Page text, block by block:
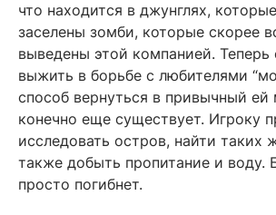
что находится в джунглях,
заселены зомби, которые скорее
выведены этой компанией. Теперь
выжить в борьбе с любителями
способ вернуться в привычный ей
конечно еще существует. Игроку
исследовать остров, найти таких
также добыть пропитание и воду.
просто погибнет.